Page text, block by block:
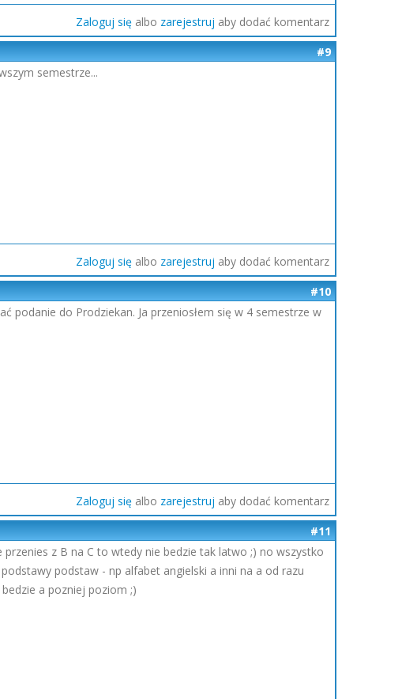
Zaloguj się albo zarejestruj aby dodać komentarz
#9
semestrze...
Zaloguj się albo zarejestruj aby dodać komentarz
#10
podanie do Prodziekan. Ja przeniosłem się w 4 semestrze w
Zaloguj się albo zarejestruj aby dodać komentarz
#11
z B na C to wtedy nie bedzie tak latwo ;) no wszystko
podstaw - np alfabet angielski a inni na a od razu
a pozniej poziom ;)